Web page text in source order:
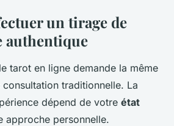
un tirage de
authentique
tarot en ligne demande la même
traditionnelle. La
dépend de votre état
approche personnelle.